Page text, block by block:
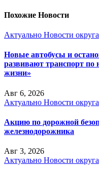
Похожие Новости
Актуально Новости округа
Новые автобусы и
развивают транспорт по
жизни»
Авг 6, 2026
Актуально Новости округа
Акцию по дорожной
железнодорожника
Авг 3, 2026
Актуально Новости округа